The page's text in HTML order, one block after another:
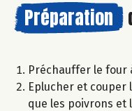
Préparation
Préchauffer le four
Eplucher et couper
que les poivrons et